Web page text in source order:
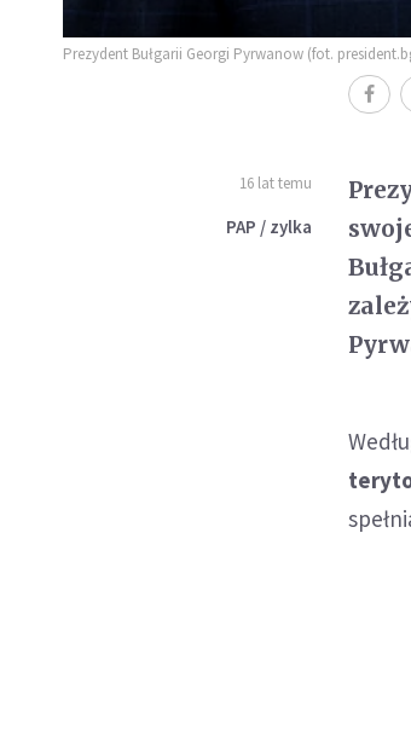
Prezydent Bułgarii Georgi Pyrwanow (fot.
16 lat temu
PAP / zylka